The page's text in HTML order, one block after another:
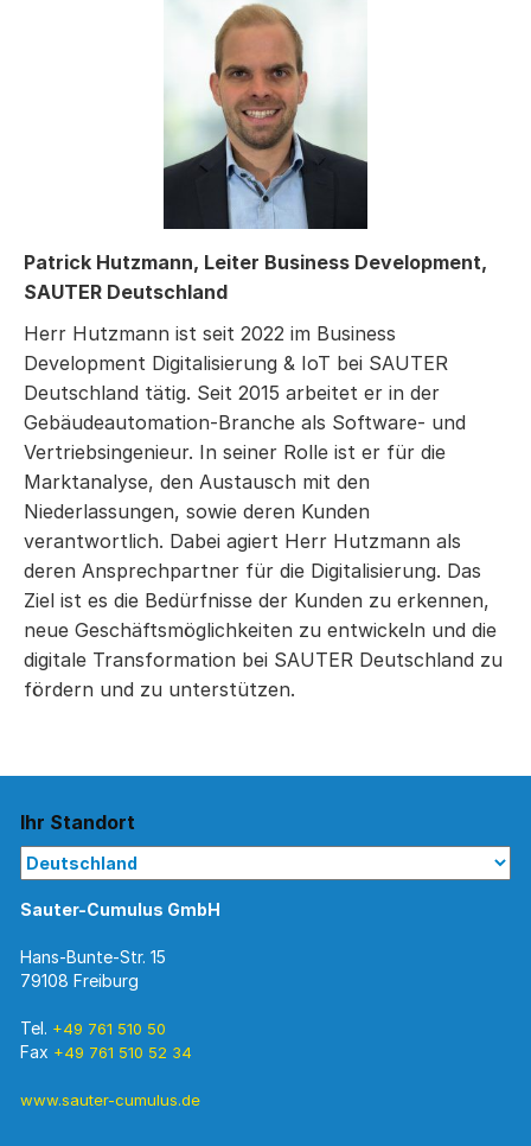
Patrick Hutzmann, Leiter Business Development,
SAUTER Deutschland
Herr Hutzmann ist seit 2022 im Business
Development Digitalisierung & IoT bei SAUTER
Deutschland tätig. Seit 2015 arbeitet er in der
Gebäudeautomation-Branche als Software- und
Vertriebsingenieur. In seiner Rolle ist er für die
Marktanalyse, den Austausch mit den
Niederlassungen, sowie deren Kunden
verantwortlich. Dabei agiert Herr Hutzmann als
deren Ansprechpartner für die Digitalisierung. Das
Ziel ist es die Bedürfnisse der Kunden zu erkennen,
neue Geschäftsmöglichkeiten zu entwickeln und die
digitale Transformation bei SAUTER Deutschland zu
fördern und zu unterstützen.
Ihr Standort
Sauter-Cumulus GmbH
Hans-Bunte-Str. 15
79108 Freiburg
Tel. +49 761 510 50
Fax +49 761 510 52 34
www.sauter-cumulus.de